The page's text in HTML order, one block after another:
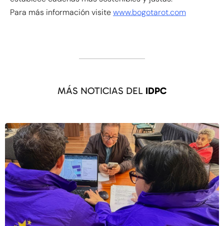
Para más información visitewww.bogotarot.com
MÁS NOTICIAS DEL IDPC